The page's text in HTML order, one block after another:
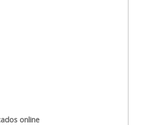
online